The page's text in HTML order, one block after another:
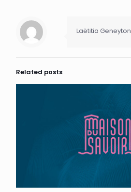
Laëtitia Geneyton
Related posts